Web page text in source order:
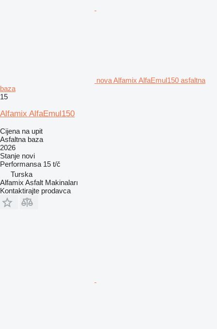
nova Alfamix AlfaEmul150 asfaltna
baza
15
Alfamix AlfaEmul150
Cijena na upit
Asfaltna baza
2026
Stanje novi
Performansa 15 t/č
Turska
Alfamix Asfalt Makinaları
Kontaktirajte prodavca